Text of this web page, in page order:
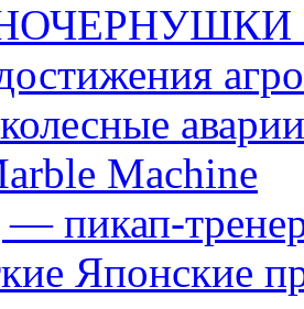
Machine
пикап-
Японские